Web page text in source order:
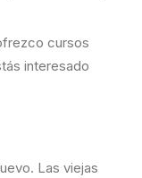
cursos
interesado
Las viejas